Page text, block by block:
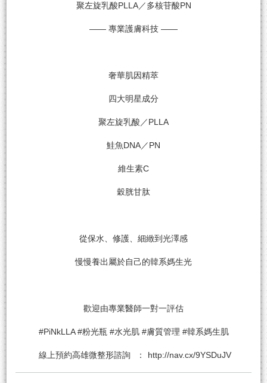
聚左旋乳酸PLLA／多核苷酸PN
—— 專業護膚科技 ——
奢華肌因精萃
四大明星成分
聚左旋乳酸／PLLA
鮭魚DNA／PN
維生素C
穀胱甘肽
從保水、修護、細緻到光澤感
慢慢養出屬於自己的韓系媽生光
歡迎由專業醫師一對一評估
#PiNkLLA #粉光瓶 #水光肌 #膚質管理 #韓系媽生肌
線上預約高雄微整形諮詢 ： http://nav.cx/9YSDuJV